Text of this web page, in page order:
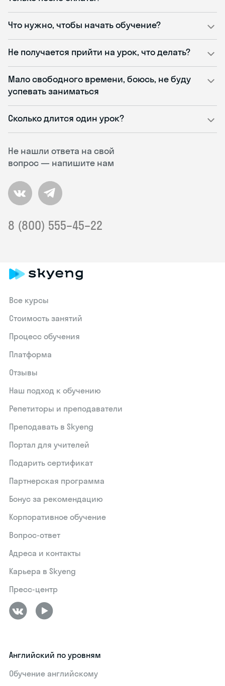
Не нашли ответа на свой
вопрос — напишите нам
8 (800) 555–45–22
Что нужно, чтобы начать обучение?
Не получается прийти на урок, что делать?
Мало свободного времени, боюсь, не буду
успевать заниматься
Сколько длится один урок?
Все курсы
Стоимость занятий
Процесс обучения
Платформа
Отзывы
Наш подход к обучению
Репетиторы и преподаватели
Преподавать в Skyeng
Портал для учителей
Подарить сертификат
Партнерская программа
Бонус за рекомендацию
Корпоративное обучение
Вопрос-ответ
Адреса и контакты
Карьера в Skyeng
Пресс-центр
Английский по уровням
Обучение английскому